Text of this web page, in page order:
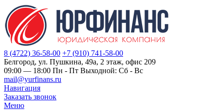
8 (4722) 36-58-00 +7 (910) 741-58-00
Белгород, ул. Пушкина, 49а, 2 этаж, офис 209
09:00 — 18:00 Пн - Пт Выходной: Сб - Вс
mail@yurfinans.ru
Навигация
Заказать звонок
Меню